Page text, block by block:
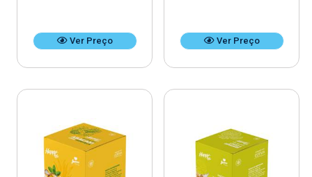
Ver Preço Ver Preço